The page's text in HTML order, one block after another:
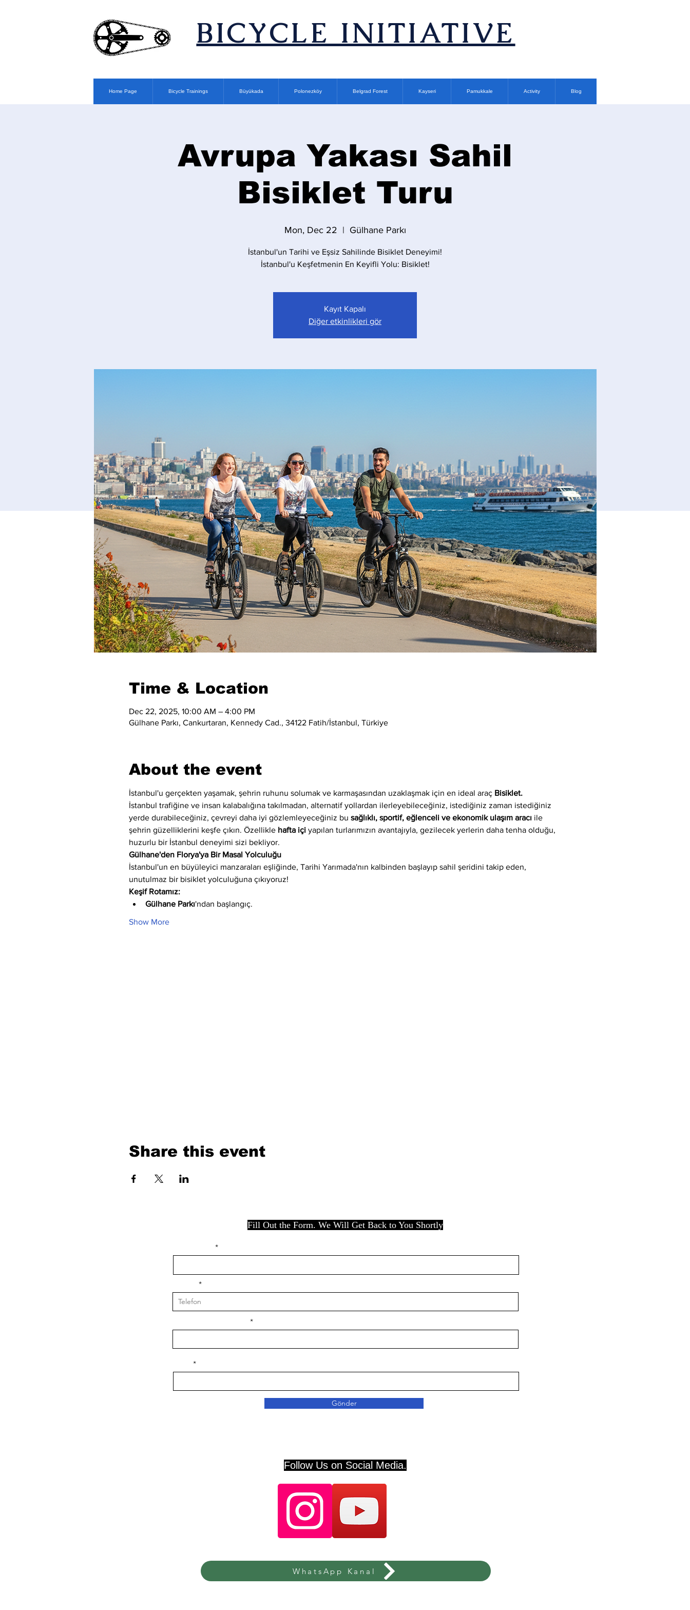
​BICYCLE INITIATIVE
Home Page Bicycle Trainings Büyükada Polonezköy Belgrad Forest Kayseri Pamukkale Activity Blog
Avrupa Yakası Sahil
Bisiklet Turu
Mon, Dec 22
  |
Gülhane Parkı
İstanbul'un Tarihi ve Eşsiz Sahilinde Bisiklet Deneyimi!
İstanbul'u Keşfetmenin En Keyifli Yolu: Bisiklet!
Kayıt Kapalı
Diğer etkinlikleri gör
Time & Location
Dec 22, 2025, 10:00 AM – 4:00 PM
Gülhane Parkı, Cankurtaran, Kennedy Cad., 34122 Fatih/İstanbul, Türkiye
About the event
İstanbul'u gerçekten yaşamak, şehrin ruhunu solumak ve karmaşasından uzaklaşmak için en ideal araç Bisiklet.
İstanbul trafiğine ve insan kalabalığına takılmadan, alternatif yollardan ilerleyebileceğiniz, istediğiniz zaman istediğiniz
yerde durabileceğiniz, çevreyi daha iyi gözlemleyeceğiniz bu sağlıklı, sportif, eğlenceli ve ekonomik ulaşım aracı ile
şehrin güzelliklerini keşfe çıkın. Özellikle hafta içi yapılan turlarımızın avantajıyla, gezilecek yerlerin daha tenha olduğu,
huzurlu bir İstanbul deneyimi sizi bekliyor.
Gülhane'den Florya'ya Bir Masal Yolculuğu
İstanbul'un en büyüleyici manzaraları eşliğinde, Tarihi Yarımada'nın kalbinden başlayıp sahil şeridini takip eden,
unutulmaz bir bisiklet yolculuğuna çıkıyoruz!
Keşif Rotamız:
Gülhane Parkı'ndan başlangıç.
Show More
Share this event
Fill Out the Form. We Will Get Back to You Shortly
Gönder
Follow Us on Social Media.
WhatsApp Kanal